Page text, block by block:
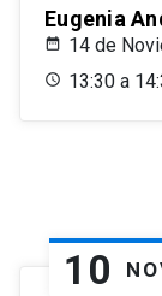
Eugenia
14 de
13:30 a
10